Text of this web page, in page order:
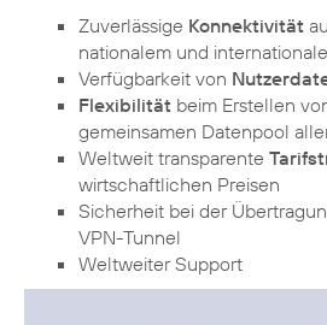
Zuverlässige Konnektivität
nationalem und
Verfügbarkeit von
Flexibilität beim Erstellen
gemeinsamen Datenpool
Weltweit transparente
wirtschaftlichen Preisen
Sicherheit bei der
VPN-Tunnel
Weltweiter Support